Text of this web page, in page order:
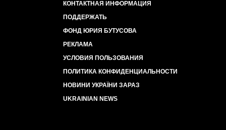
КОНТАКТНАЯ ИНФОРМАЦИЯ
ПОДДЕРЖАТЬ
ФОНД ЮРИЯ БУТУСОВА
РЕКЛАМА
УСЛОВИЯ ПОЛЬЗОВАНИЯ
ПОЛИТИКА КОНФИДЕНЦИАЛЬНОСТИ
НОВИНИ УКРАЇНИ ЗАРАЗ
UKRAINIAN NEWS